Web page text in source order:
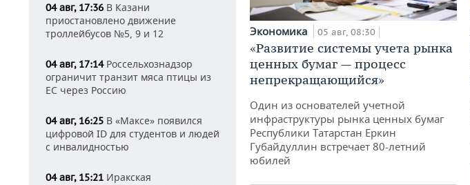
04 авг, 17:36 В Казани
приостановлено движение
троллейбусов №5, 9 и 12
04 авг, 17:14Россельхознадзор
ограничит транзит мяса птицы из
ЕС через Россию
04 авг, 16:25 В «Максе» появился
цифровой ID для студентов и людей
с инвалидностью
04 авг, 15:21 Иракская
Экономика 05 авг, 08:30
«Развитие системы учета рынка
ценных бумаг — процесс
непрекращающийся»
Один из основателей учетной
инфраструктуры рынка ценных бумаг
Республики Татарстан Еркин
Губайдуллин встречает 80-летний
юбилей